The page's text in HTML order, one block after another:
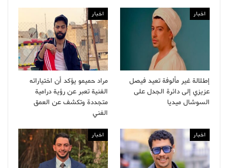
اخبار
إطلالة غير مألوفة تعيد فيصل
عزيزي إلى دائرة الجدل على
السوشال ميديا
اخبار
مراد حميمو يؤكد أن اختياراته
الفنية تعبر عن رؤية درامية
متجددة وتكشف عن العمق
الفني
اخبار اخبار